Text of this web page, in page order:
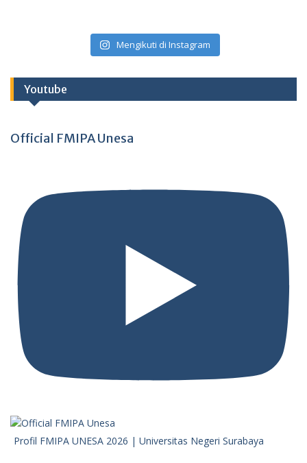
Mengikuti di Instagram
Youtube
Official FMIPA Unesa
Profil FMIPA UNESA 2026 | Universitas Negeri Surabaya